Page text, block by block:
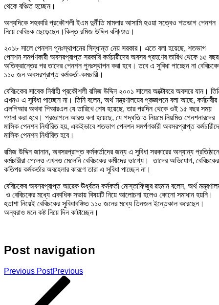
থেকে বঞ্চিত হচ্ছেন।
অন্যদিকে সহকারি প্রকৌশলী ইএম দুর্নীতি মামলার আসামি হওয়া সত্বেও শতভাগ পেনশন
নিয়ে বেবিচক ছেড়েছেন।কিন্ত রমিজ উদ্দিন বনিা্ঞত।
২০১৮ সালে পেনশন পুনঃস্থাপনের সিদ্ধান্ত নেয় সরকার। এতে বলা হয়েছে, শতভাগ
পেনশন সমর্পণকারী অবসরপ্রাপ্ত সরকারি কর্মচারীদের অবসর গ্রহণের তারিখ থেকে ১৫ বছর
অতিক্রান্তের পর তাদের পেনশন পুনঃস্থাপন করা হবে। তবে এ সুবিধা পাচ্ছেন না
১১০ জন অবসরপ্রাপ্ত কর্মকর্তা-কমচারী।
বেবিচকের সাবেক নির্বাহী প্রকৌশলী রমিজ উদ্দিন ২০০১ সালের অক্টোবরে অবসরে যান।
এখনও এ সুবিধা পাচ্ছেন না। তিনি বলেন, অর্থ মন্ত্রণালয়ের প্রজ্ঞাপনে বলা আছে, কর্মচারীর
এলপিআর অথবা পিআরএল যে তারিখে শেষ হয়েছে, তার পরদিন থেকে ওই ১৫ বছর সময়
গণনা করা হবে। প্রজ্ঞাপনে আরও বলা হয়েছে, যে পদ্ধতি ও নিয়মে নিয়মিত পেনশনারদের
মাসিক পেনশন নির্ধারিত হয়, একইভাবে শতভাগ পেনশন সমর্পণকারী অবসরপ্রাপ্ত
মাসিক পেনশন নির্ধারিত হবে।
রমিজ উদ্দিন জানান, অবসরপ্রাপ্ত কর্মকর্তাদের জন্য এ সুবিধা সরকারের অন্যান্য
কর্মচারীরা পেলেও এখনও মেলেনি বেবিচকের কর্মীদের ভাগ্যে। তাদের অভিযোগ, বেবিচকের
কতিপয় কর্মকর্তার অবহেলার কারণে তারা এ সুবিধা পাচ্ছেন না।
বেবিচকের অবসরপ্রাপ্ত আরেক ঊর্ধ্বতন কর্মকর্তা মোস্তাফিজুর রহমান বলেন, অর্থ
ও বেবিচকের মধ্যে একাধিক সভায় বিষয়টি নিয়ে আলোচনা হলেও কোনো সমাধান হয়নি।
হতাশা নিয়েই বেবিচকের সুবিধাবঞ্চিত ১১০ জনের মধ্যে তিনজন ইন্তেকাল করেছেন।
অন্যরাও মনে কষ্ট নিয়ে দিন কাটাচ্ছেন।
Post navigation
Previous PostPrevious